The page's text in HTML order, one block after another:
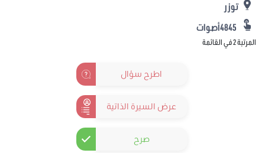
توزر
المرتبة 2 في القائمة
اطرح سؤال
عرض السيرة الذاتية
صرح